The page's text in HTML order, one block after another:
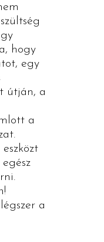
hogy
egy
útján, a
a
a